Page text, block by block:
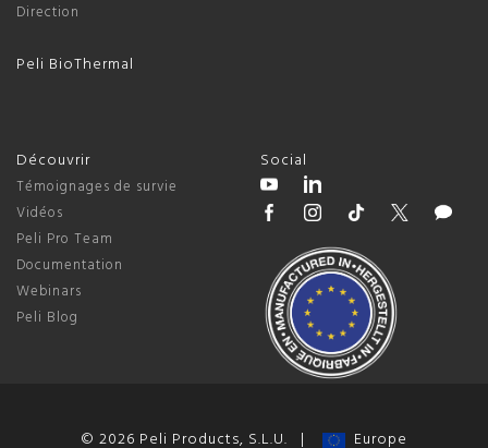
Direction
Peli BioThermal
Découvrir
Témoignages de survie
Vidéos
Peli Pro Team
Documentation
Webinars
Peli Blog
Social
© 2026 Peli Products, S.L.U. | Europe